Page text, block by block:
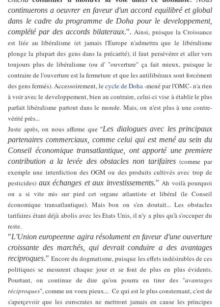
continuerons a oeuvrer en faveur d'un accord equilibré et global
dans le cadre du programme de Doha pour le developpement,
complété par des accords bilateraux.". Ainsi, puisque la Croissance
est liée au libéralisme (et jamais l'Europe n'admettra que le libéralisme
plonge la plupart des gens dans la précarité), il faut persévérer et aller vers
toujours plus de libéralisme (ou d' "ouverture" ça fait mieux, puisque le
contraire de l'ouverture est la fermeture et que les antilibéraux sont forcément
des gens fermés). Accessoirement, lecycle de Doha-mené par l'OMC- n'a rien
à voir avec le developpement, bien au contraire, celui-ci vise à établir le plus
parfait libéralisme partout dans le monde. Mais, on n'est plus à une contre-
vérité près...
Juste après, on nous affirme que"Les dialogues avec les principaux
partenaires commerciaux, comme celui qui est mené au sein du
Conseil économique transatlantique, ont apporté une premiere
contribution a la levée des obstacles non tarifaires(comme par
exemple une interdiction des OGM ou des produits cultivés avec trop de
pesticides) aux échanges et aux investissements." Ah voilà pourquoi
on a si vite mis sur pied cet organe atlantiste et libéral (le Conseil
économique transatlantique). Mais bon on s'en doutait... Les obstacles
tarifaires étant déjà abolis avec les Etats Unis, il n'y a plus qu'à s'occuper du
reste.
"L'Union europeenne agira résolument en faveur d'une ouverture
croissante des marchés, qui devrait conduire a des avantages
reciproques."Encore du dogmatisme, puisque les effets indésirables de ces
politiques se mesurent chaque jour et se font de plus en plus évidents.
Pourtant, on continue de dire qu'on pourra en tirer des "avantages
réciproques", comme un voeu pieux... Ce qui est le plus consternant, c'est de
s'aperçevoir que les eurocrates ne mettront jamais en cause les principes